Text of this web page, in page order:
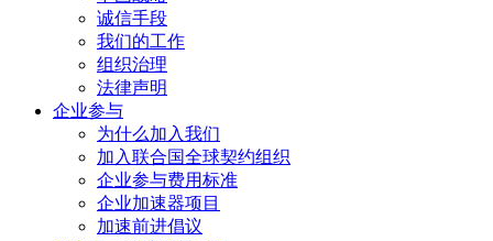
诚信手段
我们的工作
组织治理
法律声明
企业参与
为什么加入我们
加入联合国全球契约组织
企业参与费用标准
企业加速器项目
加速前进倡议